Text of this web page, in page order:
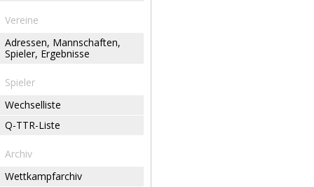
Vereine
Adressen, Mannschaften,
Spieler, Ergebnisse
Spieler
Wechselliste
Q-TTR-Liste
Archiv
Wettkampfarchiv